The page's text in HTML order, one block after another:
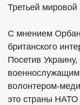
Третьей
С мнением
британского
Посетив
волонтером-
это страны НАТО